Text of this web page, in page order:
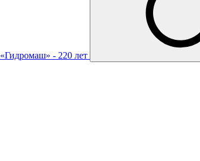
«Гидромаш» - 220 лет